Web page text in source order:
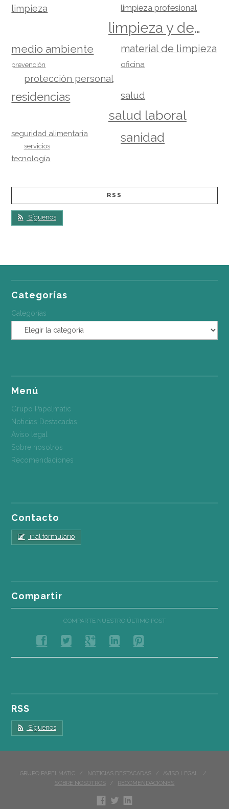
limpieza limpieza profesional
limpieza y desinfección
material de limpieza
medio ambiente
oficina
prevención
protección personal
residencias salud
salud laboral
sanidad
seguridad alimentaria
servicios
tecnología
RSS
Síguenos
Categorías
Categorías
Menú
Grupo Papelmatic
Noticias Destacadas
Aviso legal
Sobre nosotros
Recomendaciones
Contacto
ir al formulario
Compartir
COMPARTE NUESTRO ÚLTIMO POST
RSS
Síguenos
GRUPO PAPELMATIC NOTICIAS DESTACADAS
AVISO LEGAL
SOBRE NOSOTROS
RECOMENDACIONES